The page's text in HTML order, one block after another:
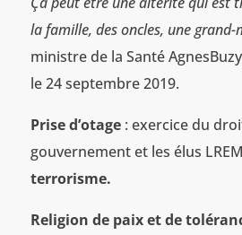
la famille, des oncles, une grand-
ministre de la Santé
le 24 septembre 2019.
Prise d’otage: exercice du
gouvernement et les élus
terrorisme.
Religion de paix et de